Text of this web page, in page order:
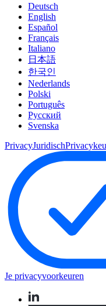
Deutsch
English
Español
Français
Italiano
日本語
한국인
Nederlands
Polski
Português
Pусский
Svenska
PrivacyJuridisch
Je privacyvoorkeuren